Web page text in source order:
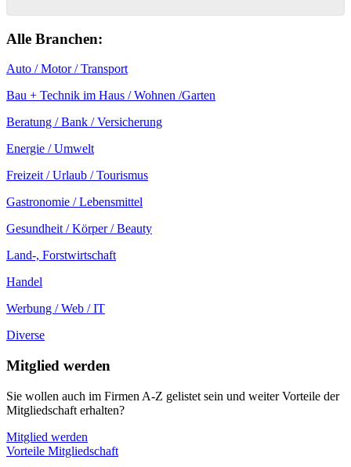
Alle Branchen:
Auto / Motor / Transport
Bau + Technik im Haus / Wohnen /Garten
Beratung / Bank / Versicherung
Energie / Umwelt
Freizeit / Urlaub / Tourismus
Gastronomie / Lebensmittel
Gesundheit / Körper / Beauty
Land-, Forstwirtschaft
Handel
Werbung / Web / IT
Diverse
Mitglied werden
Sie wollen auch im Firmen A-Z gelistet sein und weiter Vorteile der
Mitgliedschaft erhalten?
Mitglied werden
Vorteile Mitgliedschaft